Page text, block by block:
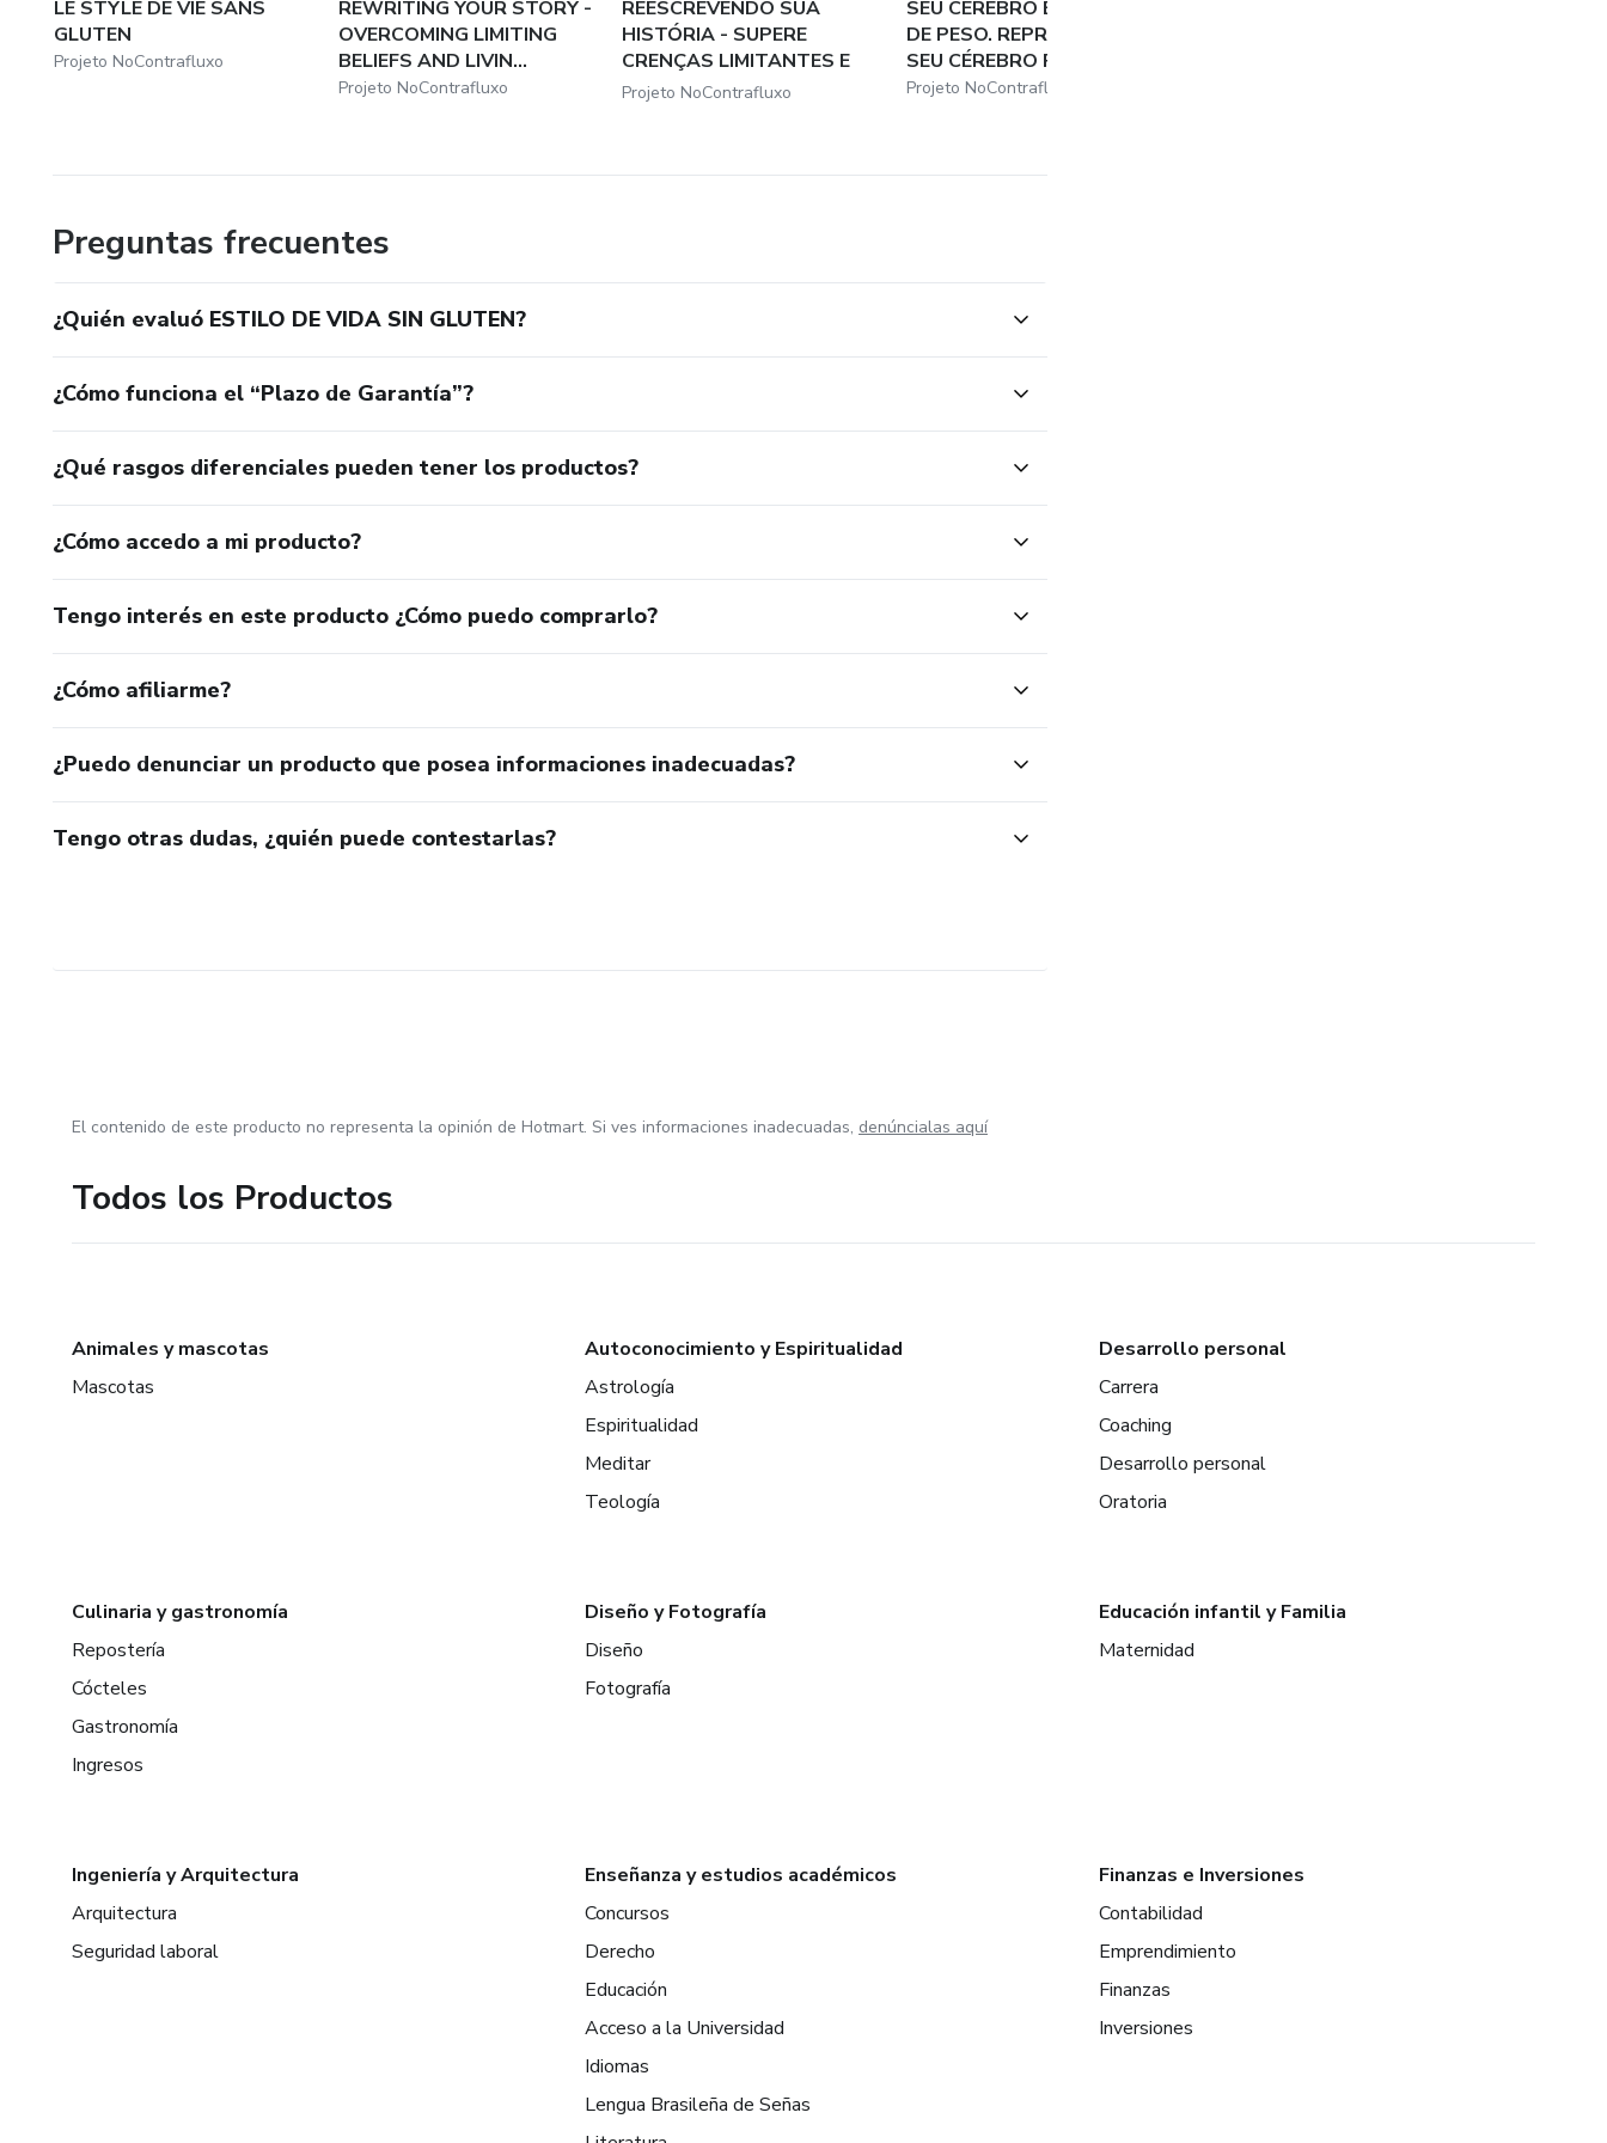
LE STYLE DE VIE SANS
GLUTEN
Projeto NoContrafluxo
REWRITING YOUR STORY -
OVERCOMING LIMITING
BELIEFS AND LIVIN...
Projeto NoContrafluxo
REESCREVENDO SUA
HISTÓRIA - SUPERE
CRENÇAS LIMITANTES E
VIVA...
Projeto NoContrafluxo
SEU CÉREBRO E A PERDA
DE PESO. REPROGRAME
SEU CÉREBRO PARA E...
Projeto NoContrafluxo
Preguntas frecuentes
¿Quién evaluó ESTILO DE VIDA SIN GLUTEN?
¿Cómo funciona el “Plazo de Garantía”?
¿Qué rasgos diferenciales pueden tener los productos?
¿Cómo accedo a mi producto?
Tengo interés en este producto ¿Cómo puedo comprarlo?
¿Cómo afiliarme?
¿Puedo denunciar un producto que posea informaciones inadecuadas?
Tengo otras dudas, ¿quién puede contestarlas?
El contenido de este producto no representa la opinión de Hotmart. Si ves informaciones inadecuadas, denúncialas aquí
Todos los Productos
Animales y mascotas
Mascotas
Autoconocimiento y Espiritualidad
Astrología
Espiritualidad
Meditar
Teología
Desarrollo personal
Carrera
Coaching
Desarrollo personal
Oratoria
Culinaria y gastronomía
Repostería
Cócteles
Gastronomía
Ingresos
Diseño y Fotografía
Diseño
Fotografía
Educación infantil y Familia
Maternidad
Ingeniería y Arquitectura
Arquitectura
Seguridad laboral
Enseñanza y estudios académicos
Concursos
Derecho
Educación
Acceso a la Universidad
Idiomas
Lengua Brasileña de Señas
Finanzas e Inversiones
Contabilidad
Emprendimiento
Finanzas
Inversiones